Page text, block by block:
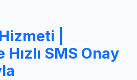
|
SMS Onay